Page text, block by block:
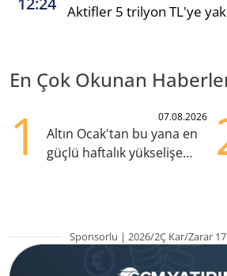
Aktifler 5 trilyon TL'ye
En Çok Okunan
1 07.08.2026
Altın Ocak'tan bu yana en
güçlü haftalık yükselişe
Sponsorlu | 2026/2Ç Kar/Zarar